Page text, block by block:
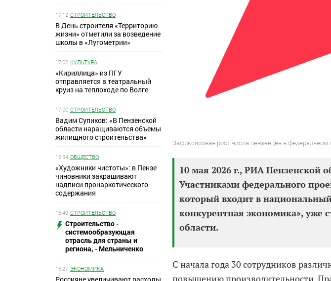
17:12 СТРОИТЕЛЬСТВО
В День строителя «Территорию
жизни» отметили за возведение
школы в «Лугометрии»
17:02 КУЛЬТУРА
«Кириллица» из ПГУ
отправляется в театральный
круиз на теплоходе по Волге
17:00 СТРОИТЕЛЬСТВО
Вадим Супиков: «В Пензенской
области наращиваются объемы
жилищного строительства»
16:54 ОБЩЕСТВО
«Художники чистоты»: в Пензе
чиновники закрашивают
надписи пронаркотического
содержания
16:49 СТРОИТЕЛЬСТВО
Строительство -
системообразующая
отрасль для страны и
региона, - Мельниченко
16:27 ЭКОНОМИКА
Россияне увеличивают расходы
Зафиксирован рост числа пензенцев в федеральном
10 мая 2026 г., РИА Пензенской
Участниками федерального
который входит в
конкурентная экономика», уже
области.
С начала года 30 сотрудников